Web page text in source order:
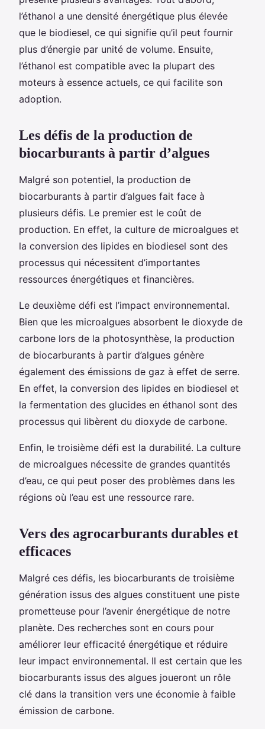
l’éthanol a une densité énergétique plus élevée
que le biodiesel, ce qui signifie qu’il peut fournir
plus d’énergie par unité de volume. Ensuite,
l’éthanol est compatible avec la plupart des
moteurs à essence actuels, ce qui facilite son
adoption.
Les défis de la production de
biocarburants à partir d’algues
Malgré son potentiel, la production de
biocarburants à partir d’algues fait face à
plusieurs défis. Le premier est le coût de
production. En effet, la culture de microalgues et
la conversion des lipides en biodiesel sont des
processus qui nécessitent d’importantes
ressources énergétiques et financières.
Le deuxième défi est l’impact environnemental.
Bien que les microalgues absorbent le dioxyde de
carbone lors de la photosynthèse, la production
de biocarburants à partir d’algues génère
également des émissions de gaz à effet de serre.
En effet, la conversion des lipides en biodiesel et
la fermentation des glucides en éthanol sont des
processus qui libèrent du dioxyde de carbone.
Enfin, le troisième défi est la durabilité. La culture
de microalgues nécessite de grandes quantités
d’eau, ce qui peut poser des problèmes dans les
régions où l’eau est une ressource rare.
Vers des agrocarburants durables et
efficaces
Malgré ces défis, les biocarburants de troisième
génération issus des algues constituent une piste
prometteuse pour l’avenir énergétique de notre
planète. Des recherches sont en cours pour
améliorer leur efficacité énergétique et réduire
leur impact environnemental. Il est certain que les
biocarburants issus des algues joueront un rôle
clé dans la transition vers une économie à faible
émission de carbone.